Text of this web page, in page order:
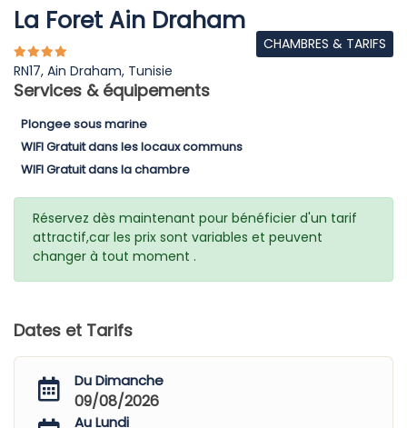
La Foret Ain Draham
RN17, Ain Draham, Tunisie
CHAMBRES & TARIFS
Services & équipements
Plongee sous marine
WIFI Gratuit dans les locaux communs
WIFI Gratuit dans la chambre
Réservez dès maintenant pour bénéficier d'un tarif
attractif,car les prix sont variables et peuvent
changer à tout moment .
Dates et Tarifs
Du Dimanche
09/08/2026
Au Lundi